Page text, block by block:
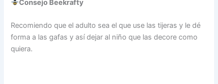
Consejo Beekrafty
Recomiendo que el adulto sea el que use las tijeras y le dé
forma a las gafas y así dejar al niño que las decore como
quiera.